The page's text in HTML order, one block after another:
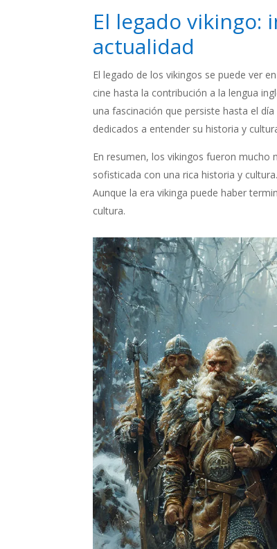
El legado vikingo:
actualidad
El legado de los vikingos se puede ver
cine hasta la contribución a la lengua
una fascinación que persiste hasta el
dedicados a entender su historia y
En resumen, los vikingos fueron mucho
sofisticada con una rica historia y
Aunque la era vikinga puede haber
cultura.